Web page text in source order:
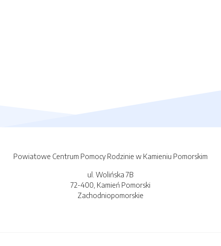
Powiatowe Centrum Pomocy Rodzinie w Kamieniu Pomorskim
ul. Wolińska 7B
72-400, Kamień Pomorski
Zachodniopomorskie